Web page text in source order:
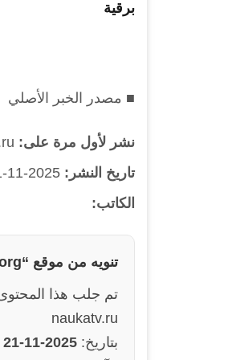
برقية
■ مصدر الخبر الأصلي
نشر لأول مرة على:
تاريخ النشر: 2025-11-21 14:56:00
الكاتب:
تنويه من موقع “yalebnan.org”:
تم جلب هذا
naukatv.ru
بتاريخ: 2025-11-21 14:56:00